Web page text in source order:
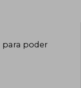
para poder